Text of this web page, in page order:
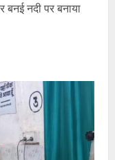
नदी पर बनाया